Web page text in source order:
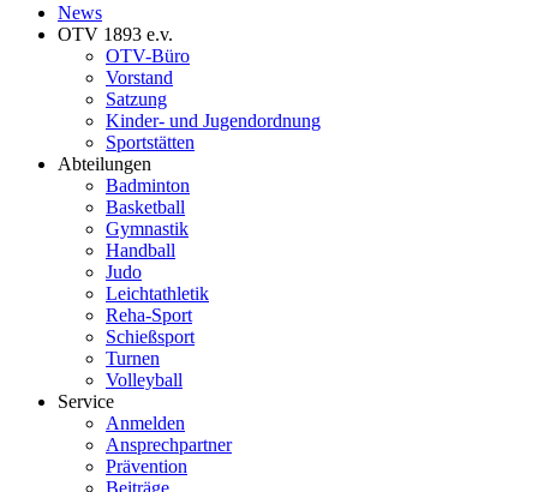
News
OTV 1893 e.v.
OTV-Büro
Vorstand
Satzung
Kinder- und Jugendordnung
Sportstätten
Abteilungen
Badminton
Basketball
Gymnastik
Handball
Judo
Leichtathletik
Reha-Sport
Schießsport
Turnen
Volleyball
Service
Anmelden
Ansprechpartner
Prävention
Beiträge